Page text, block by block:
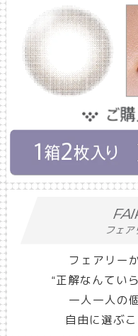
フェ
フェアリー
“正解なんてい
一人一人の
自由に選ぶ